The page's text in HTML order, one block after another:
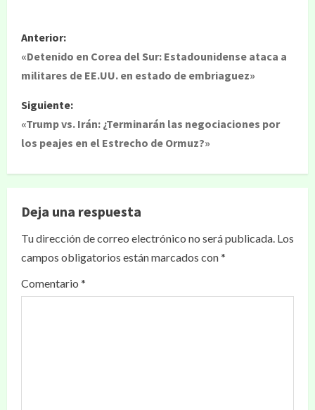
Anterior:
«Detenido en Corea del Sur: Estadounidense ataca a
militares de EE.UU. en estado de embriaguez»
Siguiente:
«Trump vs. Irán: ¿Terminarán las negociaciones por
los peajes en el Estrecho de Ormuz?»
Deja una respuesta
Tu dirección de correo electrónico no será publicada. Los
campos obligatorios están marcados con*
Comentario *